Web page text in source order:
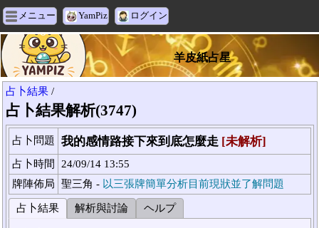
メニュー YamPiz ログイン
羊皮紙占星
占卜結果 /
占卜結果解析(3747)
占卜問題 我的感情路接下來到底怎麼走 [未解析]
占卜時間
24/09/14 13:55
牌陣佈局
聖三角 - 以三張牌簡單分析目前現狀並了解問題
占卜結果 解析與討論 ヘルプ